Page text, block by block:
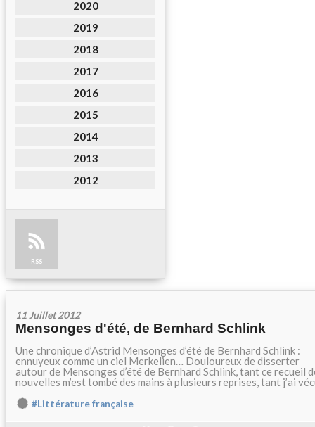
2020
2019
2018
2017
2016
2015
2014
2013
2012
RSS
11 Juillet 2012
Mensonges d'été, de Bernhard Schlink
Une chronique d’Astrid Mensonges d’été de Bernhard Schlink :
ennuyeux comme un ciel Merkelien… Douloureux de disserter
autour de Mensonges d’été de Bernhard Schlink, tant ce recueil
nouvelles m’est tombé des mains à plusieurs reprises, tant j’ai
#Littérature française